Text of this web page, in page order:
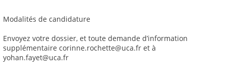
Modalités de candidature
Envoyez votre dossier, et toute demande d’information
supplémentaire corinne.rochette@uca.fr et à
yohan.fayet@uca.fr